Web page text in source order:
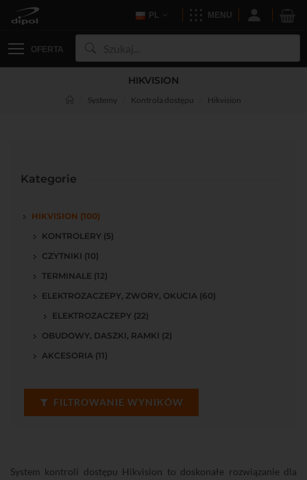
PL MENU
OFERTA
HIKVISION
Systemy Kontrola dostępu Hikvision
Kategorie
HIKVISION (100)
KONTROLERY (5)
CZYTNIKI (10)
TERMINALE (12)
ELEKTROZACZEPY, ZWORY, OKUCIA (60)
ELEKTROZACZEPY (22)
OBUDOWY, DASZKI, RAMKI (2)
AKCESORIA (11)
FILTROWANIE WYNIKÓW
System kontroli dostępu Hikvision to doskonałe rozwiązanie dla